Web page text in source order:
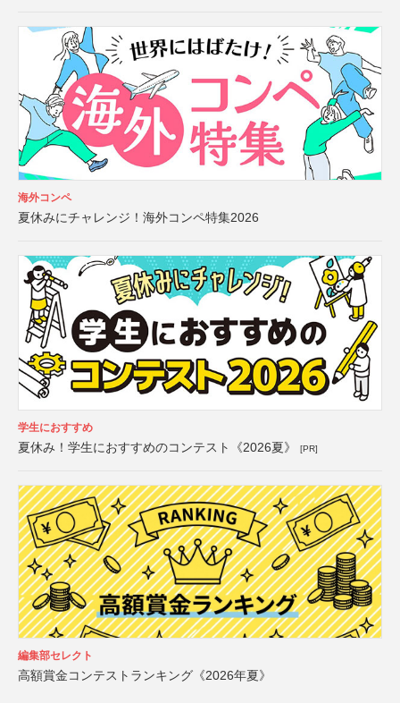
海外コンペ
夏休みにチャレンジ！海外コンペ特集2026
学生におすすめ
夏休み！学生におすすめのコンテスト《2026夏》 [PR]
編集部セレクト
高額賞金コンテストランキング《2026年夏》